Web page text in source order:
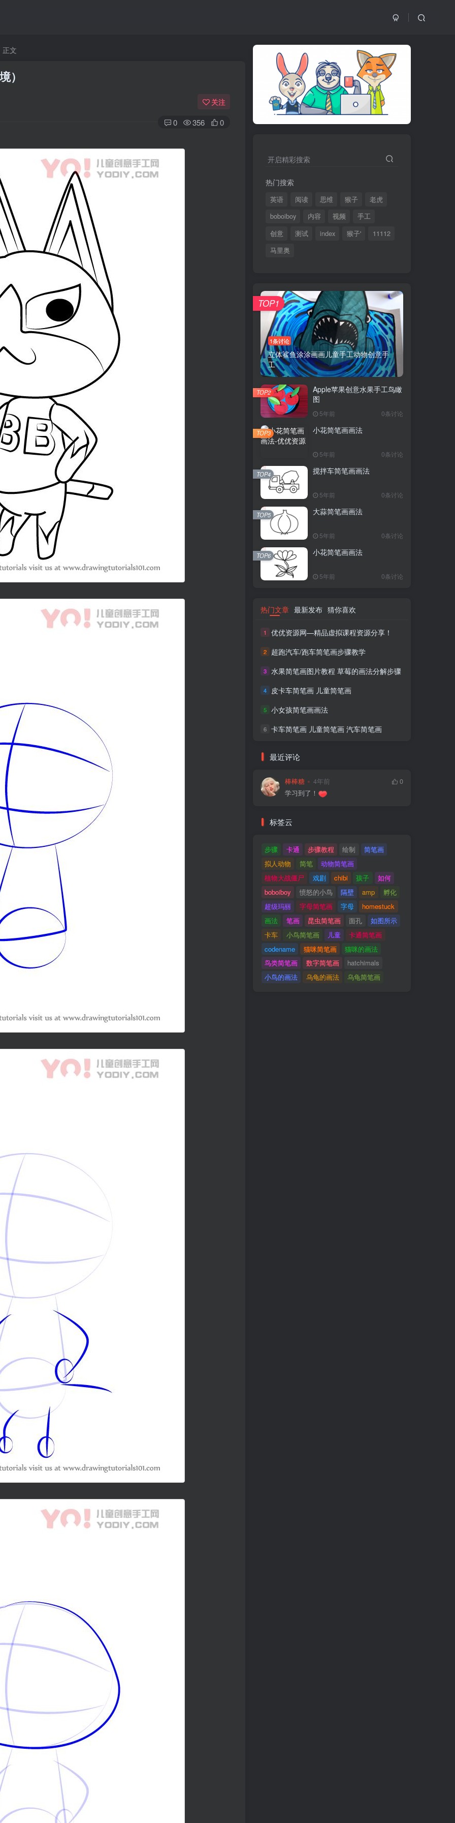
正文
）
关注
0 356 0
开启精彩搜索
热门搜索
英语 阅读 思维 猴子
老虎
boboiboy
内容 视频
手工
创意
测试 index 猴子'
11112
马里奥
1条讨论
立体鲨鱼涂涂画画儿童手工动物创意手
工
TOP1
Apple苹果创意水果手工鸟瞰
图
5年前 0条讨论
TOP2
小花简笔画画法
5年前 0条讨论
TOP3
搅拌车简笔画画法
5年前 0条讨论
TOP4
大蒜简笔画画法
5年前 0条讨论
TOP5
小花简笔画画法
5年前 0条讨论
TOP6
热门文章 最新发布 猜你喜欢
1 优优资源网—精品虚拟课程资源分享！
2 超跑汽车/跑车简笔画步骤教学
3 水果简笔画图片教程 草莓的画法分解步骤
4 皮卡车简笔画 儿童简笔画
5 小女孩简笔画画法
6 卡车简笔画 儿童简笔画 汽车简笔画
最近评论
棒棒糖 4年前
0
学习到了！
标签云
步骤 卡通 步骤教程 绘制
简笔画
拟人动物
简笔
动物简笔画
植物大战僵尸
戏剧 chibi 孩子
如何
boboiboy
愤怒的小鸟 隔壁 amp
孵化
超级玛丽
字母简笔画 字母
homestuck
画法
笔画 昆虫简笔画 面孔
如图所示
卡车
小鸟简笔画 儿童
卡通简笔画
codename
猫咪简笔画
猫咪的画法
鸟类简笔画
数字简笔画
hatchimals
小鸟的画法
乌龟的画法 乌龟简笔画